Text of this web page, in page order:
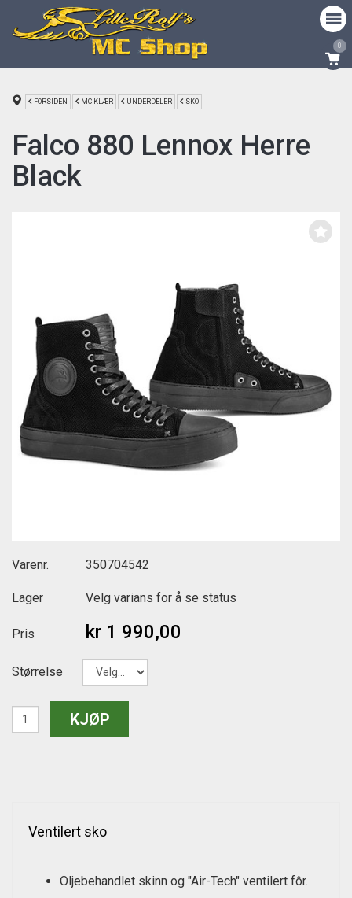
0
FORSIDEN MC KLÆR UNDERDELER SKO
Falco 880 Lennox Herre
Black
Varenr. 350704542
Lager Velg varians for å se status
Pris kr 1 990,00
Størrelse
Ventilert sko
Oljebehandlet skinn og "Air-Tech" ventilert fôr.